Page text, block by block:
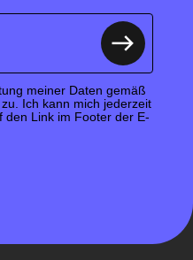
meiner Daten gemäß
Ich kann mich jederzeit
den Link im Footer der E-